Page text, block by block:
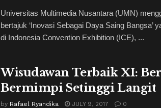
Universitas Multimedia Nusantara (UMN)
bertajuk ‘Inovasi Sebagai Daya Saing Bangsa’
di Indonesia Convention Exhibition (ICE), ...
Wisudawan Terbaik XI:
Bermimpi Setinggi Langit
by Rafael Ryandika JULY 9, 2017 0